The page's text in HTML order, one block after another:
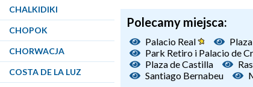
CHALKIDIKI
CHOPOK
CHORWACJA
COSTA DE LA LUZ
Polecamy miejsca:
Palacio Real
Park Retiro i Palacio de
Plaza de Castilla
Santiago Bernabeu